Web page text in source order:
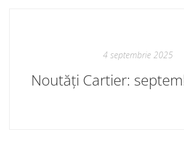
4 septembrie 2025
Noutăți Cartier: